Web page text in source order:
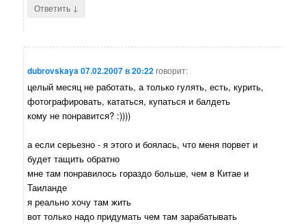
Ответить ↓
dubrovskaya07.02.2007 в 20:22говорит:
целый месяц не работать, а только гулять, есть, курить,
фотографировать, кататься, купаться и балдеть
кому не понравится? :))))
а если серьезно - я этого и боялась, что меня порвет и
будет тащить обратно
мне там понравилось гораздо больше, чем в Китае и
Таиланде
я реально хочу там жить
вот только надо придумать чем там зарабатывать